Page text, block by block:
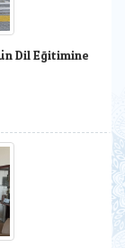
Dil Eğitimine